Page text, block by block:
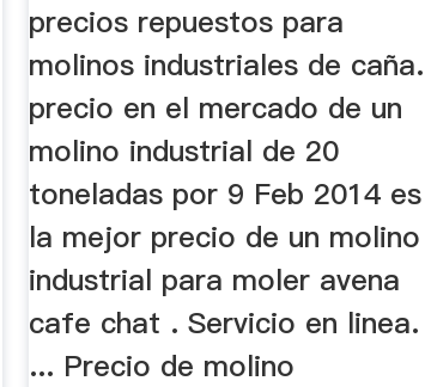
precios repuestos para
molinos industriales de caña.
precio en el mercado de un
molino industrial de 20
toneladas por 9 Feb 2014 es
la mejor precio de un molino
industrial para moler avena
cafe chat . Servicio en linea.
... Precio de molino